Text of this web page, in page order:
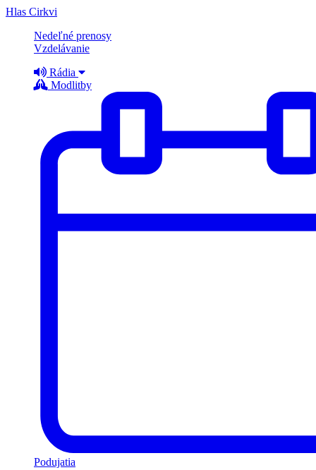
Hlas Cirkvi
Nedeľné prenosy
Vzdelávanie
Rádia
Modlitby
Podujatia